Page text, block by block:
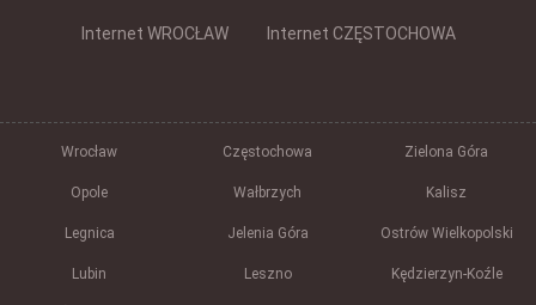
Internet WROCŁAW Internet CZĘSTOCHOWA
Wrocław Częstochowa Zielona Góra
Opole Wałbrzych Kalisz
Legnica Jelenia Góra Ostrów Wielkopolski
Lubin Leszno Kędzierzyn-Koźle